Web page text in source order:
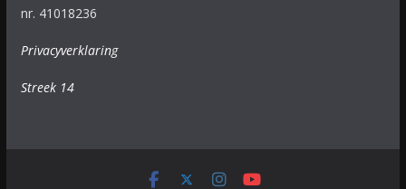
nr. 41018236
Privacyverklaring
Streek 14